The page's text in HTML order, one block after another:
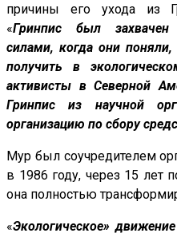
причины его ухода из
«Гринпис был захвачен
силами, когда они
получить в
активисты в Северной
Гринпис из научной
организацию по сбору
Мур был соучредителем
в 1986 году, через 15 лет
она полностью
«Экологическое»